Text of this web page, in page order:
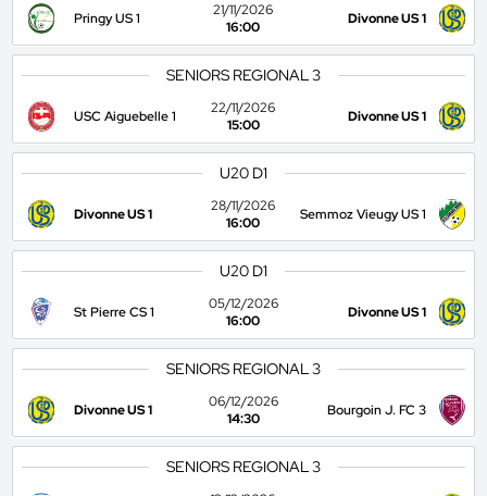
Pringy US 1
21/11/2026
16:00
Divonne US 1
SENIORS REGIONAL 3
USC Aiguebelle 1
22/11/2026
15:00
Divonne US 1
U20 D1
Divonne US 1
28/11/2026
16:00
Semmoz Vieugy US 1
U20 D1
St Pierre CS 1
05/12/2026
16:00
Divonne US 1
SENIORS REGIONAL 3
Divonne US 1
06/12/2026
14:30
Bourgoin J. FC 3
SENIORS REGIONAL 3